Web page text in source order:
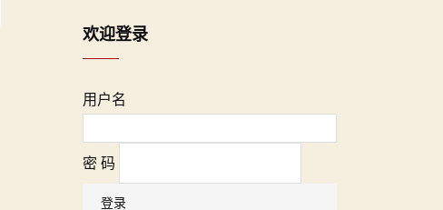
欢迎登录
用户名
密 码